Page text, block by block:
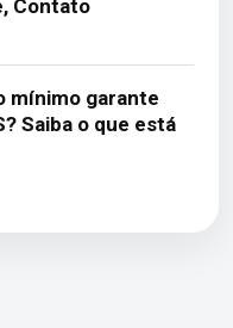
Contato
mínimo garante
Saiba o que está